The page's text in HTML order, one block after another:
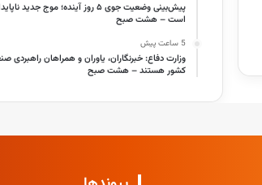
پیش‌بینی وضعیت جوی ۵ روز آینده؛ موج
است – هشت صبح
5 ساعت پیش
وزارت دفاع: خبرنگاران، یاوران و همراهان راهبردی
کشور هستند – هشت صبح